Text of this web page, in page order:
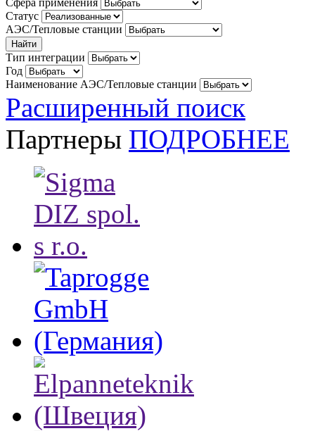
Статус
АЭС/Тепловые станции
Тип интеграции
Год
Наименование АЭС/Тепловые станции
Расширенный поиск
Партнеры ПОДРОБНЕЕ